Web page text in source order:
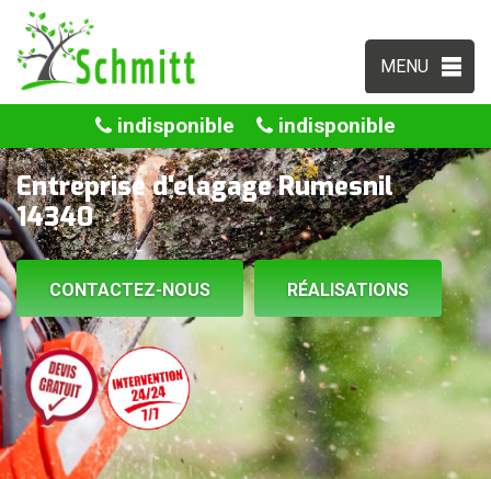
MENU
indisponible indisponible
Entreprise d'elagage Rumesnil
14340
CONTACTEZ-NOUS RÉALISATIONS